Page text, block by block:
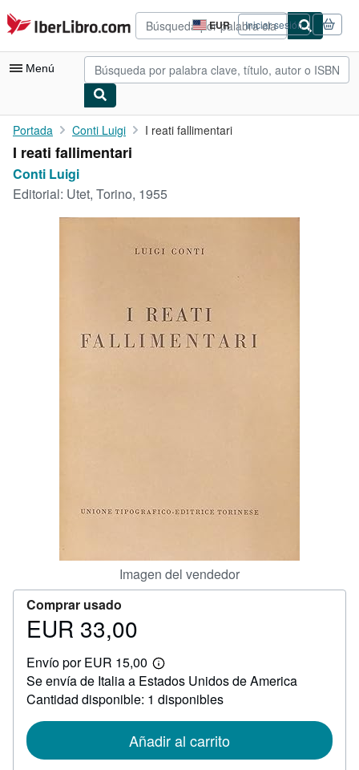
Pasar al contenido principal
IberLibro.com EUR
Preferencias
de
compra
del
Iniciar sesión
Menú
Mi cuenta
Consultar mis pedidos
Búsqueda avanzada
Portada Conti Luigi I reati fallimentari
I reati fallimentari
Conti Luigi
Editorial: Utet, Torino, 1955
Imagen del vendedor
Comprar usado
Precio
33,00
EUR 33,00
Envío por EUR 15,00
Más
información
sobre
las
envío
Se envía de Italia a Estados Unidos de America
Cantidad disponible: 1 disponibles
Añadir al carrito